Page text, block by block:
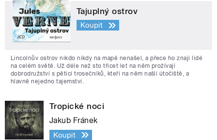
Tajuplný ostrov
Koupit
Lincolnův ostrov nikdo nikdy na mapě nenašel, a přece ho znají lidé
na celém světě. Už déle než sto třicet let na něm prožívají
dobrodružství s pěticí trosečníků, kteří na něm našli útočiště, a
hlavně nejedno tajemství.
Tropické noci
Jakub Fránek
Koupit